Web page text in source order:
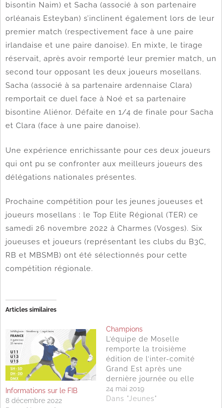
bisontin Naim) et Sacha (associé à son partenaire
orléanais Esteyban) s’inclinent également lors de leur
premier match (respectivement face à une paire
irlandaise et une paire danoise). En mixte, le tirage
réservait, après avoir remporté leur premier match, un
second tour opposant les deux joueurs mosellans.
Sacha (associé à sa partenaire ardennaise Clara)
remportait ce duel face à Noé et sa partenaire
bisontine Aliénor. Défaite en 1/4 de finale pour Sacha
et Clara (face à une paire danoise).
Une expérience enrichissante pour ces deux joueurs
qui ont pu se confronter aux meilleurs joueurs des
délégations nationales présentes.
Prochaine compétition pour les jeunes joueuses et
joueurs mosellans : le Top Elite Régional (TER) ce
samedi 26 novembre 2022 à Charmes (Vosges). Six
joueuses et joueurs (représentant les clubs du B3C,
RB et MBSMB) ont été sélectionnés pour cette
compétition régionale.
Articles similaires
Informations sur le FIB
8 décembre 2022
Champions
L’équipe de Moselle
remporte la troisième
édition de l’inter-comité
Grand Est après une
dernière journée ou elle
du batailler face au
Bas-Rhin et au Haut-
24 mai 2019
Dans "Jeunes"